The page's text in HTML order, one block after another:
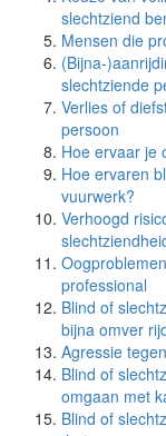
slechtziend
Mensen die
(Bijna-
slechtziende
Verlies of
persoon
Hoe ervaar je
Hoe ervaren
vuurwerk?
Verhoogd
professional
Blind of
bijna omver
Agressie
Blind of
omgaan met
Blind of